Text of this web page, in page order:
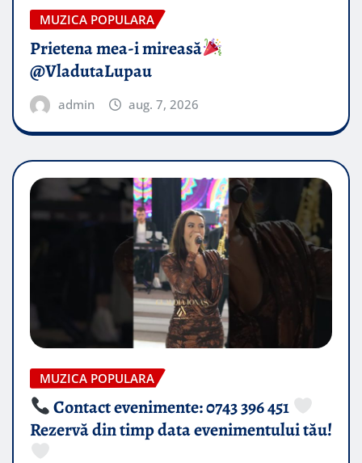
MUZICA POPULARA
Prietena mea-i mireasă​
@VladutaLupau
admin aug. 7, 2026
MUZICA POPULARA
Contact evenimente: 0743 396 451
Rezervă din timp data evenimentului tău!